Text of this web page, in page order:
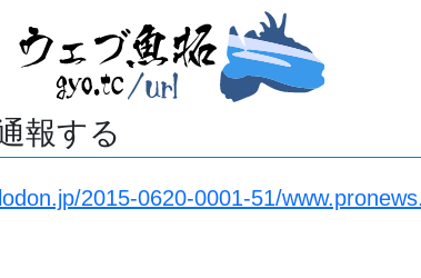
報する
2015-0620-0001-51/